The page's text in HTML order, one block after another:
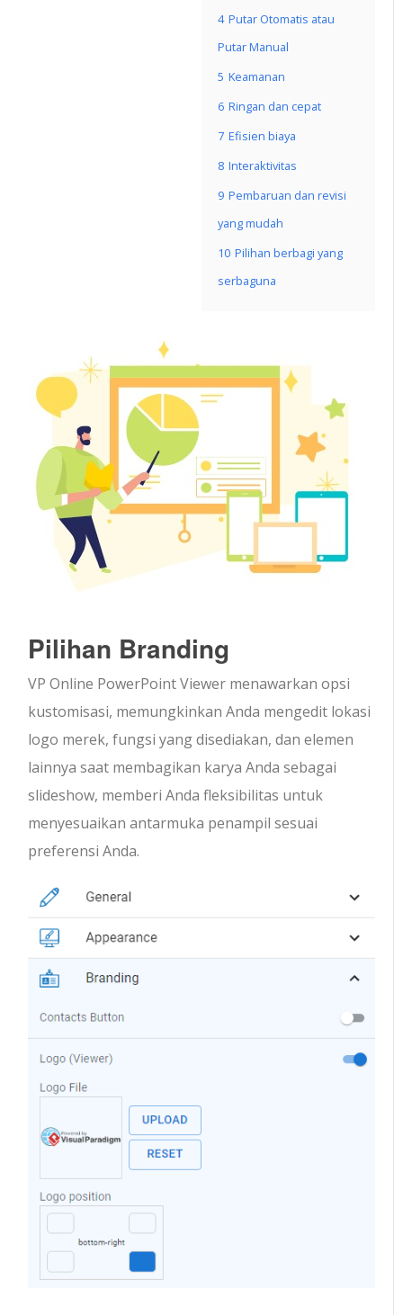
4 Putar Otomatis atau
Putar Manual
5 Keamanan
6 Ringan dan cepat
7 Efisien biaya
8 Interaktivitas
9 Pembaruan dan revisi
yang mudah
10 Pilihan berbagi yang
serbaguna
Pilihan Branding
VP Online PowerPoint Viewer menawarkan opsi
kustomisasi, memungkinkan Anda mengedit lokasi
logo merek, fungsi yang disediakan, dan elemen
lainnya saat membagikan karya Anda sebagai
slideshow, memberi Anda fleksibilitas untuk
menyesuaikan antarmuka penampil sesuai
preferensi Anda.